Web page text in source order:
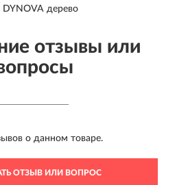
DYNOVA дерево
отзывы или
о данном товаре.
ОТЗЫВ ИЛИ ВОПРОС